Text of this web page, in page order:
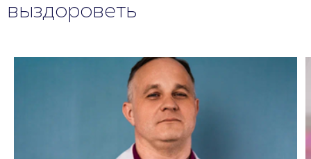
выздороветь